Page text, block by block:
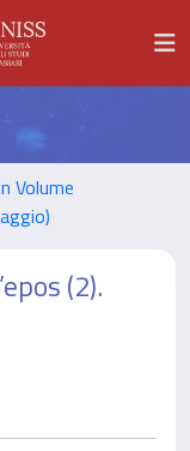
Volume
(2).